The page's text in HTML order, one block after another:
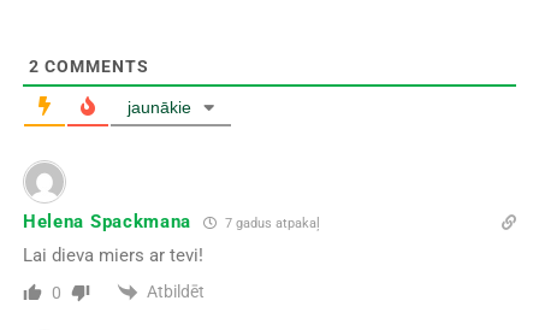
2 COMMENTS
jaunākie
Helena Spackmana 7 gadus atpakaļ
Lai dieva miers ar tevi!
0 Atbildēt